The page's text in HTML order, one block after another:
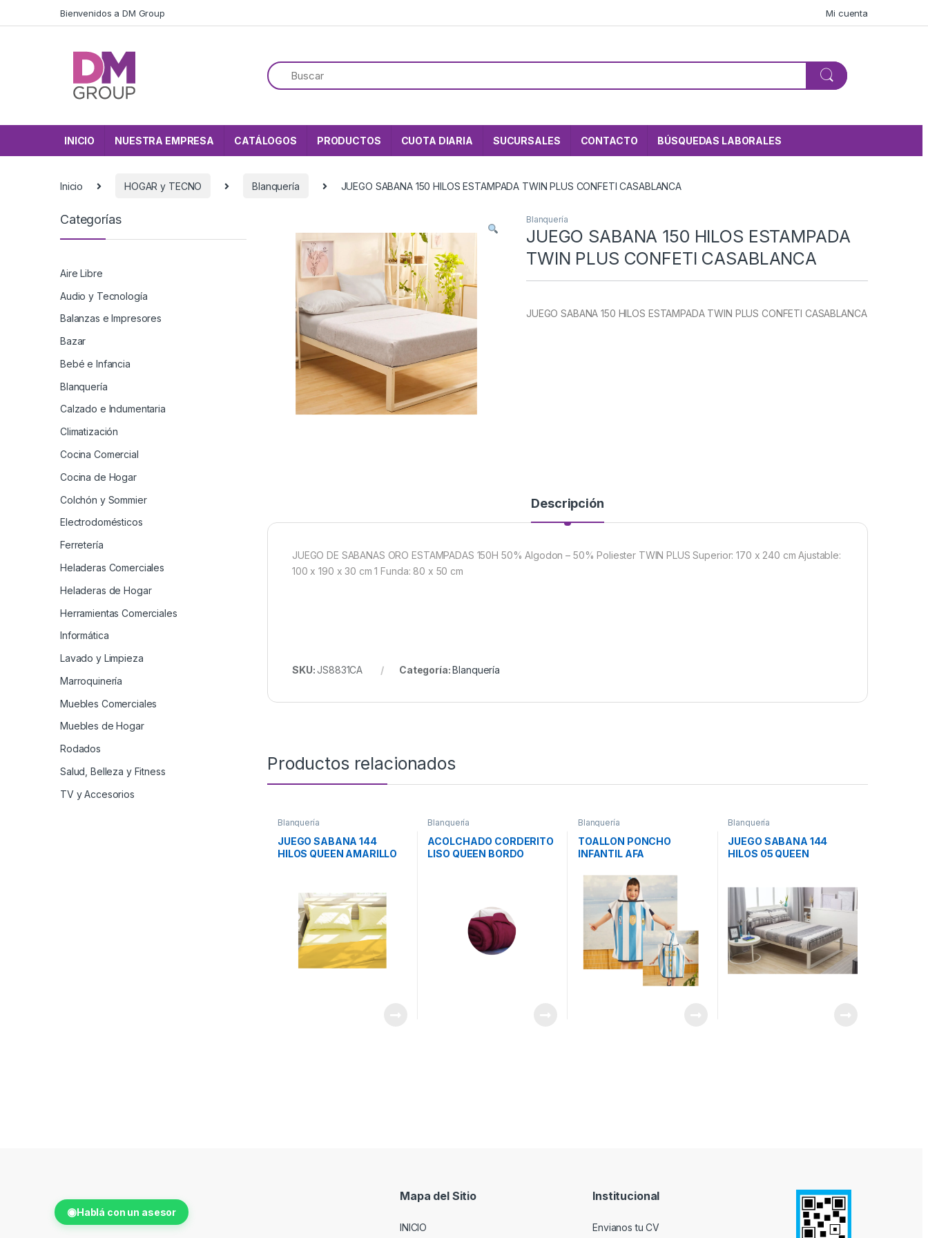
Bienvenidos a DM Group Mi cuenta
INICIO NUESTRA EMPRESA CATÁLOGOS PRODUCTOS CUOTA DIARIA SUCURSALES CONTACTO BÚSQUEDAS LABORALES
Inicio HOGAR y TECNO Blanquería JUEGO SABANA 150 HILOS ESTAMPADA TWIN PLUS CONFETI CASABLANCA
Blanquería
JUEGO SABANA 150 HILOS ESTAMPADA
TWIN PLUS CONFETI CASABLANCA
JUEGO SABANA 150 HILOS ESTAMPADA TWIN PLUS CONFETI CASABLANCA
Descripción
JUEGO DE SABANAS ORO ESTAMPADAS 150H 50% Algodon – 50% Poliester TWIN PLUS Superior: 170 x 240 cm Ajustable:
100 x 190 x 30 cm 1 Funda: 80 x 50 cm
SKU:JS8831CA Categoría:Blanquería
Productos relacionados
Blanquería
JUEGO SABANA 144
HILOS QUEEN AMARILLO
Blanquería
ACOLCHADO CORDERITO
LISO QUEEN BORDO
Blanquería
TOALLON PONCHO
INFANTIL AFA
Blanquería
JUEGO SABANA 144
HILOS 05 QUEEN
Categorías
Aire Libre
Audio y Tecnología
Balanzas e Impresores
Bazar
Bebé e Infancia
Blanquería
Calzado e Indumentaria
Climatización
Cocina Comercial
Cocina de Hogar
Colchón y Sommier
Electrodomésticos
Ferretería
Heladeras Comerciales
Heladeras de Hogar
Herramientas Comerciales
Informática
Lavado y Limpieza
Marroquinería
Muebles Comerciales
Muebles de Hogar
Rodados
Salud, Belleza y Fitness
TV y Accesorios
◉Hablá con un asesor
Mapa del Sitio
INICIO
Institucional
Envianos tu CV